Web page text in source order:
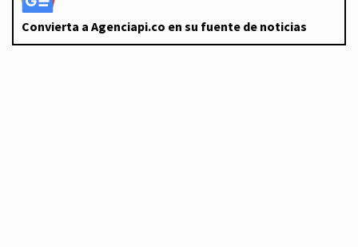
Convierta a Agenciapi.co en su fuente de noticias